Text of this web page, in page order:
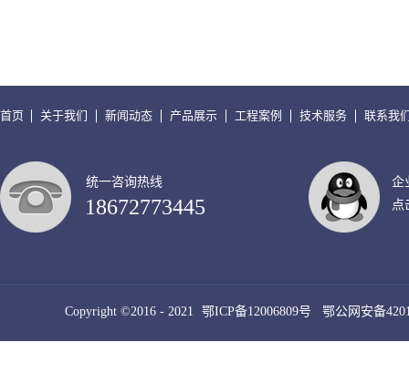
关于我们 新闻动态 产品展示 工程案例 技术服务 联系我
Copyright ©2016 - 2021 鄂ICP备12006809号 鄂公网安备
首页
统一咨询热线
18672773445
企
点